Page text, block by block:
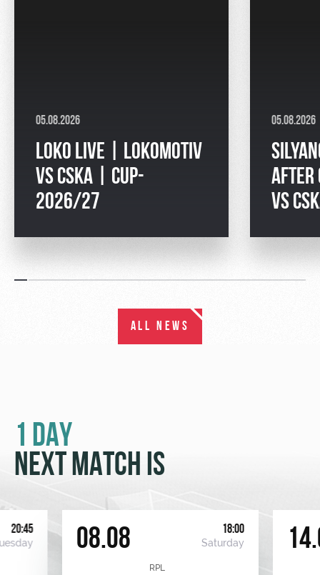
05.08.2026
LOKO LIVE | LOKOMOTIV
VS CSKA | CUP-
2026/27
05.08.2026
AFTER
VS
ALL NEWS
1 DAY
NEXT MATCH IS
20:45 08.08 18:00
Saturday
RPL